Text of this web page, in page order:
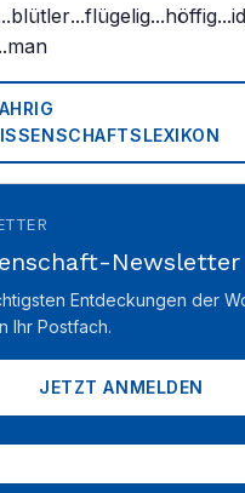
...flügelig...höffig...id
Newsletter
Entdeckungen der
Ihr Postfach.
JETZT ANMELDEN